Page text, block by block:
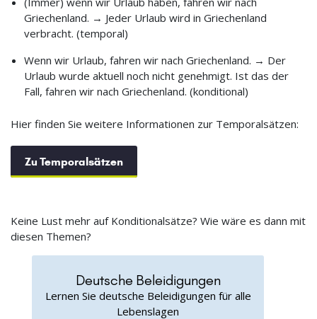
Griechenland. → Jeder Urlaub wird in Griechenland
verbracht. (temporal)
Wenn wir Urlaub, fahren wir nach Griechenland. → Der
Urlaub wurde aktuell noch nicht genehmigt. Ist das der
Fall, fahren wir nach Griechenland. (konditional)
Hier finden Sie weitere Informationen zur Temporalsätzen:
Zu Temporalsätzen
Keine Lust mehr auf Konditionalsätze? Wie wäre es dann mit
diesen Themen?
Deutsche Beleidigungen
Lernen Sie deutsche Beleidigungen für alle
Lebenslagen